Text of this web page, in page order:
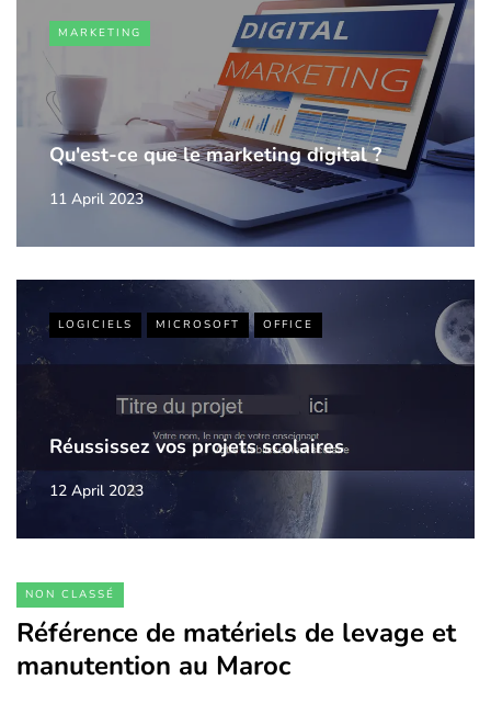
MARKETING
Qu'est-ce que le marketing digital ?
11 April 2023
LOGICIELS MICROSOFT OFFICE
Réussissez vos projets scolaires
12 April 2023
NON CLASSÉ
Référence de matériels de levage et
manutention au Maroc